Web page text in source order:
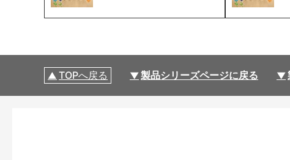
TOPへ戻る 製品シリーズページに戻る